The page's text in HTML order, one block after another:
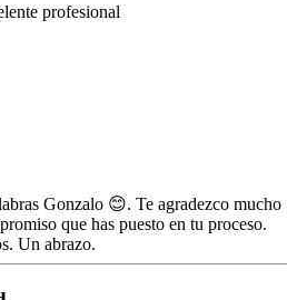
profesional
Gonzalo 😊. Te agradezco mucho
que has puesto en tu proceso.
Un abrazo.